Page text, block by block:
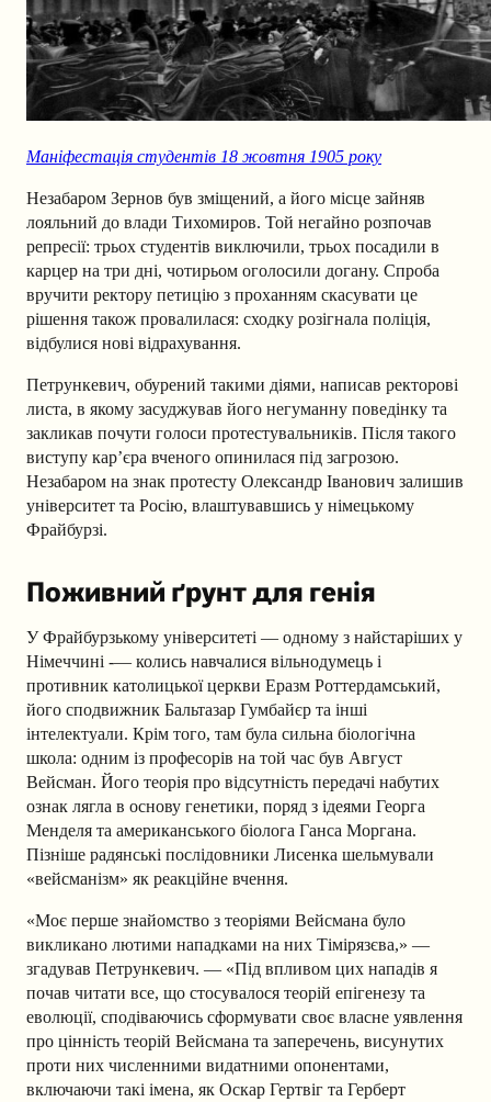
Маніфестація студентів 18 жовтня 1905 року
Незабаром Зернов був зміщений, а його місце зайняв
лояльний до влади Тихомиров. Той негайно розпочав
репресії: трьох студентів виключили, трьох посадили в
карцер на три дні, чотирьом оголосили догану. Спроба
вручити ректору петицію з проханням скасувати це
рішення також провалилася: сходку розігнала поліція,
відбулися нові відрахування.
Петрункевич, обурений такими діями, написав ректорові
листа, в якому засуджував його негуманну поведінку та
закликав почути голоси протестувальників. Після такого
виступу кар’єра вченого опинилася під загрозою.
Незабаром на знак протесту Олександр Іванович залишив
університет та Росію, влаштувавшись у німецькому
Фрайбурзі.
Поживний ґрунт для генія
У Фрайбурзькому університеті — одному з найстаріших у
Німеччині -— колись навчалися вільнодумець і
противник католицької церкви Еразм Роттердамський,
його сподвижник Бальтазар Гумбайєр та інші
інтелектуали. Крім того, там була сильна біологічна
школа: одним із професорів на той час був Август
Вейсман. Його теорія про відсутність передачі набутих
ознак лягла в основу генетики, поряд з ідеями Георга
Менделя та американського біолога Ганса Моргана.
Пізніше радянські послідовники Лисенка шельмували
«вейсманізм» як реакційне вчення.
«Моє перше знайомство з теоріями Вейсмана було
викликано лютими нападками на них Тімірязєва,» —
згадував Петрункевич. — «Під впливом цих нападів я
почав читати все, що стосувалося теорій епігенезу та
еволюції, сподіваючись сформувати своє власне уявлення
про цінність теорій Вейсмана та заперечень, висунутих
проти них численними видатними опонентами,
включаючи такі імена, як Оскар Гертвіг та Герберт